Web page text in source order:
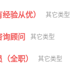
验从优） 其它类型
顾问 其它类型
全职） 其它类型